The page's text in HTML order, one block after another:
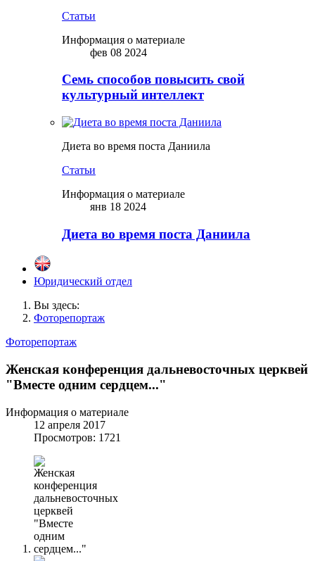
Статьи
Информация о материале
фев 08 2024
Семь способов повысить свой
культурный интеллект
Диета во время поста Даниила
Статьи
Информация о материале
янв 18 2024
Диета во время поста Даниила
Юридический отдел
Вы здесь:
Фоторепортаж
Фоторепортаж
Женская конференция дальневосточных церквей
"Вместе одним сердцем..."
Информация о материале
12 апреля 2017
Просмотров: 1721